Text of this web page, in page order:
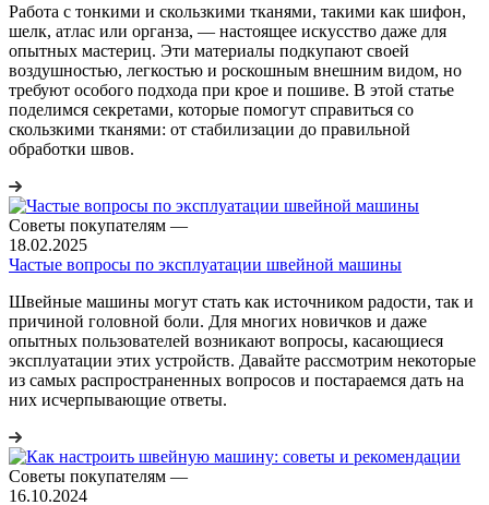
Работа с тонкими и скользкими тканями, такими как шифон,
шелк, атлас или органза, — настоящее искусство даже для
опытных мастериц. Эти материалы подкупают своей
воздушностью, легкостью и роскошным внешним видом, но
требуют особого подхода при крое и пошиве. В этой статье
поделимся секретами, которые помогут справиться со
скользкими тканями: от стабилизации до правильной
обработки швов.
Советы покупателям —
18.02.2025
Частые вопросы по эксплуатации швейной машины
Швейные машины могут стать как источником радости, так и
причиной головной боли. Для многих новичков и даже
опытных пользователей возникают вопросы, касающиеся
эксплуатации этих устройств. Давайте рассмотрим некоторые
из самых распространенных вопросов и постараемся дать на
них исчерпывающие ответы.
Советы покупателям —
16.10.2024